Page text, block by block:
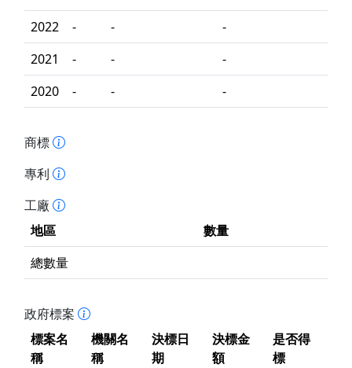
2022
- -
-
2021
- -
-
2020
- - -
商標
專利
工廠
地區
數量
總數量
政府標案
標案名
稱
機關名
稱
決標日
期
決標金
額
是否得
標